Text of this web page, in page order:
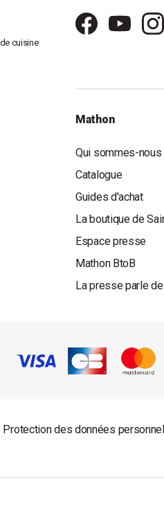
cuisine
Mathon
Qui sommes-nous
Catalogue
Guides d'achat
La boutique de
Espace presse
Mathon BtoB
La presse parle
Protection des données